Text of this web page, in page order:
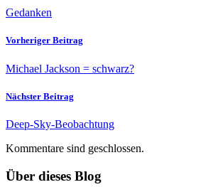
Gedanken
Vorheriger Beitrag
Michael Jackson = schwarz?
Nächster Beitrag
Deep-Sky-Beobachtung
Kommentare sind geschlossen.
Über dieses Blog